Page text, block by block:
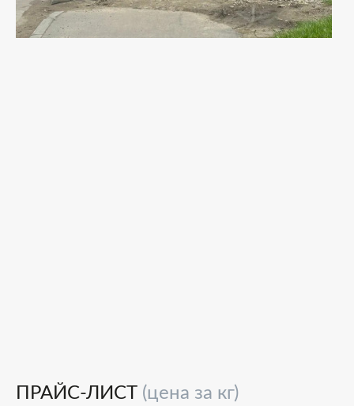
ПРАЙС-ЛИСТ (цена за кг)